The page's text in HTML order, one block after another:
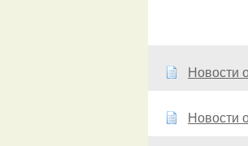
Новости
Новости